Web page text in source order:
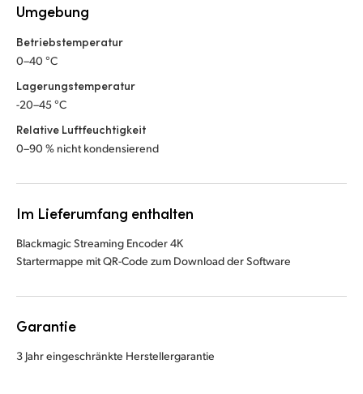
Umgebung
Betriebstemperatur
0–40 °C
Lagerungstemperatur
-20–45 °C
Relative Luftfeuchtigkeit
0–90 % nicht kondensierend
Im Lieferumfang enthalten
Blackmagic Streaming Encoder 4K
Startermappe mit QR-Code zum Download der Software
Garantie
3 Jahr eingeschränkte Herstellergarantie